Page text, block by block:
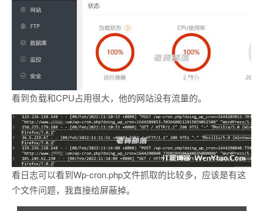
看到负载和CPU占用很大，他的网站没有流量的。
看日志可以看到Wp-cron.php文件抓取的比较多，应该是有这
个文件问题，我直接给屏蔽掉。